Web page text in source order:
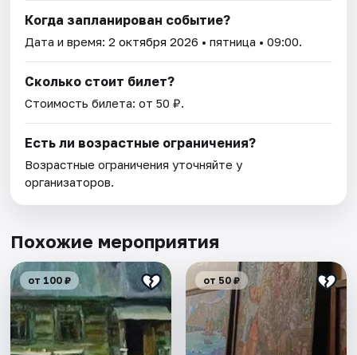
Когда запланирован событие?
Дата и время:2 октября 2026 • пятница • 09:00.
Сколько стоит билет?
Стоимость билета: от 50 ₽.
Есть ли возрастные ограничения?
Возрастные ограничения уточняйте у
организаторов.
Похожие мероприятия
от 100 ₽ от 50 ₽